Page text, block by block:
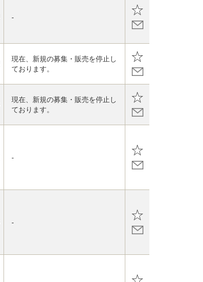
-
現在、新規の募集・販売を停止し
ております。
現在、新規の募集・販売を停止し
ております。
-
-